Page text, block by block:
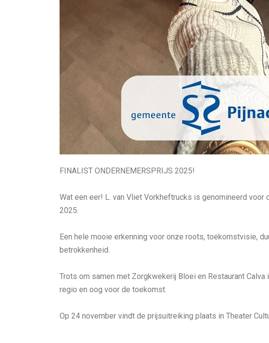
FINALIST ONDERNEMERSPRIJS 2025!
Wat een eer! L. van Vliet Vorkheftrucks is genomineerd
2025.
Een hele mooie erkenning voor onze roots, toekomstvisie,
betrokkenheid.
Trots om samen met Zorgkwekerij Bloei en Restaurant
regio en oog voor de toekomst.
Op 24 november vindt de prijsuitreiking plaats in Theater